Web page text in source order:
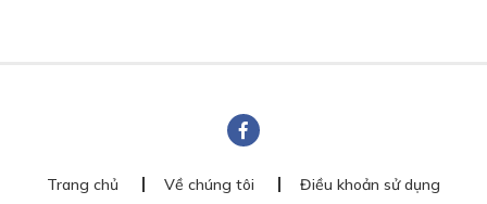
Trang chủ Về chúng tôi
Điều khoản sử dụng